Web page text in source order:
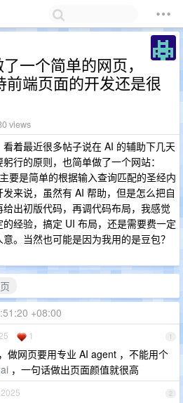
一个简单的网页，
前端页面的开发还是很
views
着最近很多帖子说在 AI 的辅助下几天
行的原则，也简单做了一个网站：
主要是简单的根据输入查询匹配的圣经内
来说，虽然有 AI 帮助，但是怎么把自
出初版代码，再调代码布局，我感觉
经验，搞定 UI 布局，还是需要费一定
。当然也可能是因为我用的是豆包？
+08:00
1
1
做网页要用专业 AI agent ，不能用个
，一句话做出页面颜值就很高
2